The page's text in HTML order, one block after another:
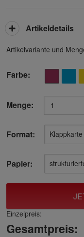
Artikelvariante und
Farbe:
Menge:
Format:
Papier:
Einzelpreis:
Gesamtpreis:
Artikeldetails